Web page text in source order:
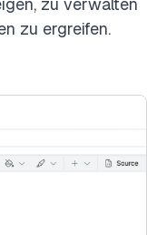
zu verwalten
zu ergreifen.